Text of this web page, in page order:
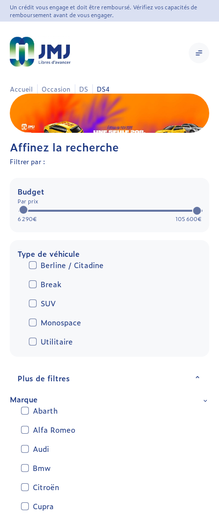
Un crédit vous engage et doit être remboursé. Vérifiez vos capacités de
remboursement avant de vous engager.
Accueil Occasion DS DS4
Affinez la recherche
Filtrer par :
Budget
Par prix
6 290€ 105 600€
Type de véhicule
Berline / Citadine
Break
SUV
Monospace
Utilitaire
Plus de filtres
Marque
Abarth
Alfa Romeo
Audi
Bmw
Citroën
Cupra